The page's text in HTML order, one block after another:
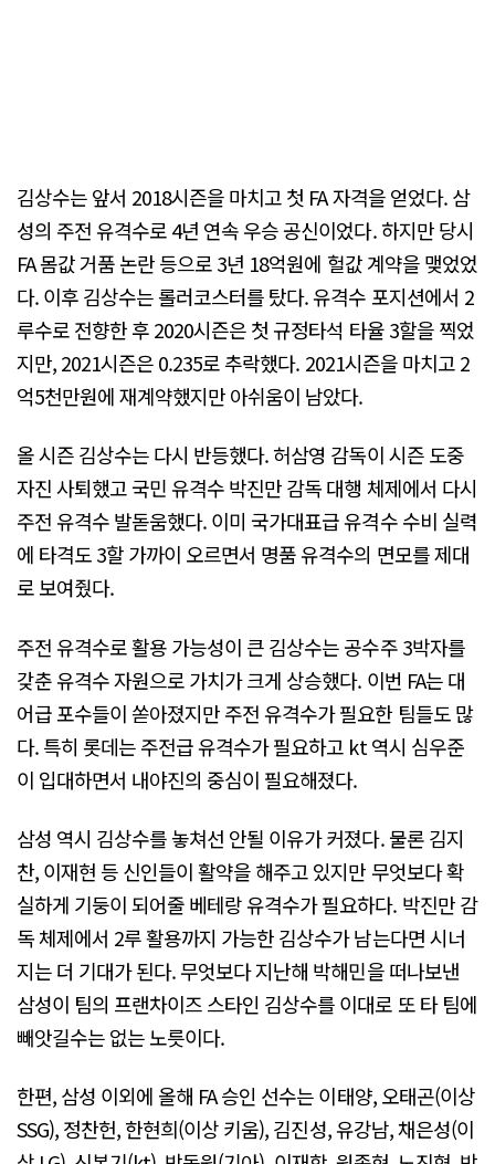
김상수는 앞서 2018시즌을 마치고 첫 FA 자격을 얻었다. 삼
성의 주전 유격수로 4년 연속 우승 공신이었다. 하지만 당시
FA 몸값 거품 논란 등으로 3년 18억원에 헐값 계약을 맺었었
다. 이후 김상수는 롤러코스터를 탔다. 유격수 포지션에서 2
루수로 전향한 후 2020시즌은 첫 규정타석 타율 3할을 찍었
지만, 2021시즌은 0.235로 추락했다. 2021시즌을 마치고 2
억5천만원에 재계약했지만 아쉬움이 남았다.
올 시즌 김상수는 다시 반등했다. 허삼영 감독이 시즌 도중
자진 사퇴했고 국민 유격수 박진만 감독 대행 체제에서 다시
주전 유격수 발돋움했다. 이미 국가대표급 유격수 수비 실력
에 타격도 3할 가까이 오르면서 명품 유격수의 면모를 제대
로 보여줬다.
주전 유격수로 활용 가능성이 큰 김상수는 공수주 3박자를
갖춘 유격수 자원으로 가치가 크게 상승했다. 이번 FA는 대
어급 포수들이 쏟아졌지만 주전 유격수가 필요한 팀들도 많
다. 특히 롯데는 주전급 유격수가 필요하고 kt 역시 심우준
이 입대하면서 내야진의 중심이 필요해졌다.
삼성 역시 김상수를 놓쳐선 안될 이유가 커졌다. 물론 김지
찬, 이재현 등 신인들이 활약을 해주고 있지만 무엇보다 확
실하게 기둥이 되어줄 베테랑 유격수가 필요하다. 박진만 감
독 체제에서 2루 활용까지 가능한 김상수가 남는다면 시너
지는 더 기대가 된다. 무엇보다 지난해 박해민을 떠나보낸
삼성이 팀의 프랜차이즈 스타인 김상수를 이대로 또 타 팀에
빼앗길수는 없는 노릇이다.
한편, 삼성 이외에 올해 FA 승인 선수는 이태양, 오태곤(이상
SSG), 정찬헌, 한현희(이상 키움), 김진성, 유강남, 채은성(이